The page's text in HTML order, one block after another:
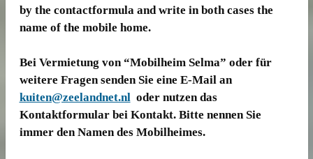
by the contactformula and write in both cases the
name of the mobile home.
Bei Vermietung von “Mobilheim Selma” oder für
weitere Fragen senden Sie eine E-Mail an
kuiten@zeelandnet.nloder nutzen das
Kontaktformular bei Kontakt. Bitte nennen Sie
immer den Namen des Mobilheimes.